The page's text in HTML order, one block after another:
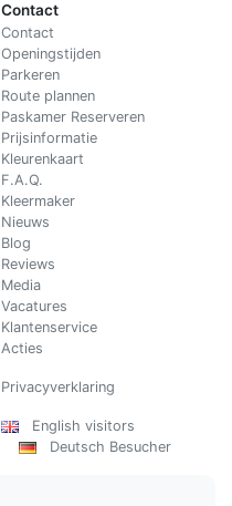
Contact
Contact
Openingstijden
Parkeren
Route plannen
Paskamer Reserveren
Prijsinformatie
Kleurenkaart
F.A.Q.
Kleermaker
Nieuws
Blog
Reviews
Media
Vacatures
Klantenservice
Acties
Privacyverklaring
English visitors
Deutsch Besucher